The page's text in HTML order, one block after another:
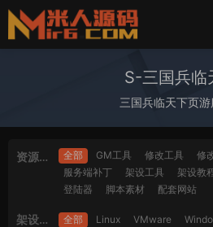
S-三国兵临
三国兵临天下页
资源类
全部 GM工具 修改工具 修
服务端补丁
架设工具 架设教
登陆器
脚本素材 配套网站
架设系
全部 Linux VMware